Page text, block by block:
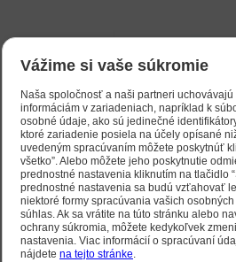
New
Vážime si vaše súkromie
Naša spoločnosť a naši partneri
informáciám v zariadeniach, napríklad k
osobné údaje, ako sú jedinečné
ktoré zariadenie posiela na účely opísané
uvedeným spracúvaním môžete poskytnúť
všetko”. Alebo môžete jeho poskytnutie
prednostné nastavenia kliknutím na tlačidlo
prednostné nastavenia sa budú vzťahovať
niektoré formy spracúvania vašich
súhlas. Ak sa vrátite na túto stránku alebo
ochrany súkromia, môžete kedykoľvek
nastavenia. Viac informácií o spracúvaní
nájdete na tejto stránke.